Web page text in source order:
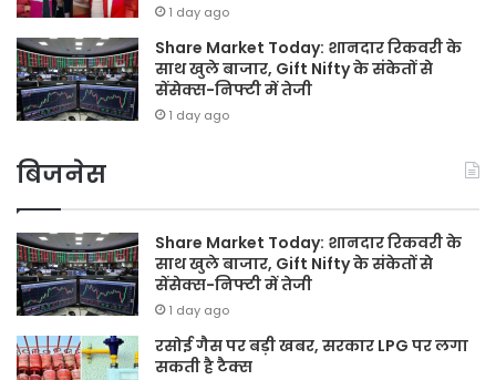
1 day ago
Share Market Today: शानदार रिकवरी के
साथ खुले बाजार, Gift Nifty के संकेतों से
सेंसेक्स-निफ्टी में तेजी
1 day ago
बिजनेस
Share Market Today: शानदार रिकवरी के
साथ खुले बाजार, Gift Nifty के संकेतों से
सेंसेक्स-निफ्टी में तेजी
1 day ago
रसोई गैस पर बड़ी खबर, सरकार LPG पर लगा
सकती है टैक्स